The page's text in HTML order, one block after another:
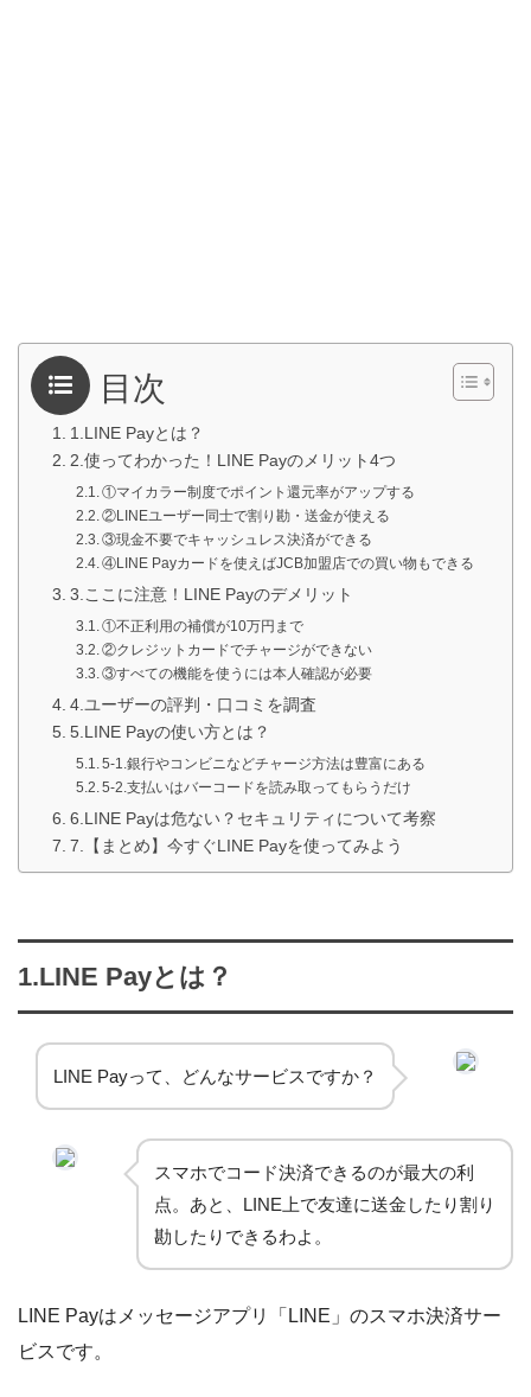
目次
1.LINE Payとは？
2.使ってわかった！LINE Payのメリット4つ
①マイカラー制度でポイント還元率がアップする
②LINEユーザー同士で割り勘・送金が使える
③現金不要でキャッシュレス決済ができる
④LINE Payカードを使えばJCB加盟店での買い物もできる
3.ここに注意！LINE Payのデメリット
①不正利用の補償が10万円まで
②クレジットカードでチャージができない
③すべての機能を使うには本人確認が必要
4.ユーザーの評判・口コミを調査
5.LINE Payの使い方とは？
5-1.銀行やコンビニなどチャージ方法は豊富にある
5-2.支払いはバーコードを読み取ってもらうだけ
6.LINE Payは危ない？セキュリティについて考察
7.【まとめ】今すぐLINE Payを使ってみよう
1.LINE Payとは？
LINE Payって、どんなサービスですか？
スマホでコード決済できるのが最大の利
点。あと、LINE上で友達に送金したり割り
勘したりできるわよ。
LINE Payはメッセージアプリ「LINE」のスマホ決済サー
ビスです。